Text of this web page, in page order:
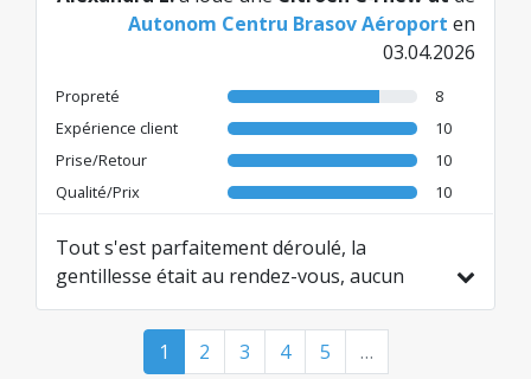
Autonom Centru Brasov Aéroport en
03.04.2026
Propreté
8
Expérience client
10
Prise/Retour
10
Qualité/Prix
10
Tout s'est parfaitement déroulé, la
gentillesse était au rendez-vous, aucun
problème technique avec la voiture. J'ai
juste un seul commentaire concernant la
cigarette dans la voiture. Pour les non-
1 2 3 4 5 …